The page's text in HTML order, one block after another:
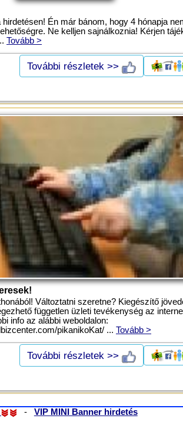
hirdetésen! Én már bánom, hogy 4 hónapja
Ne kelljen sajnálkoznia! Kérjen
Tovább >
További részletek >>
Változtatni szeretne? Kiegészítő
független üzleti tevékenység az
info az alábbi weboldalon:
pikanikoKat/ ... Tovább >
További részletek >>
- VIP MINI Banner hirdetés